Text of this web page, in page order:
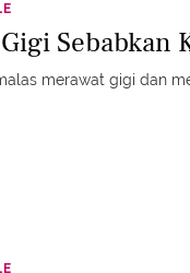
Sebabkan
merawat gigi dan